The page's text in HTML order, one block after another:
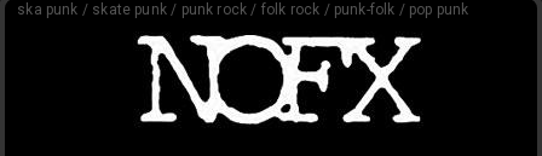
COMUNIDAD
ska punk / skate punk / punk rock / folk rock / punk-folk / pop punk